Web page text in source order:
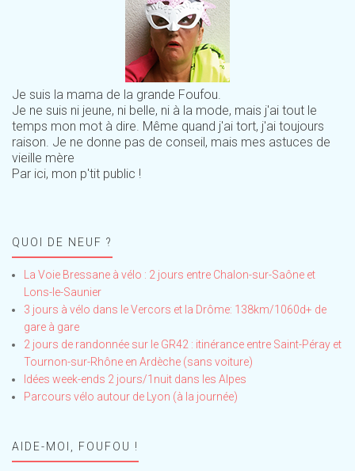
Je suis la mama de la grande Foufou.
Je ne suis ni jeune, ni belle, ni à la mode, mais j'ai tout le
temps mon mot à dire. Même quand j'ai tort, j'ai toujours
raison. Je ne donne pas de conseil, mais mes astuces de
vieille mère
Par ici, mon p'tit public !
QUOI DE NEUF ?
La Voie Bressane à vélo : 2 jours entre Chalon-sur-Saône et
Lons-le-Saunier
3 jours à vélo dans le Vercors et la Drôme: 138km/1060d+ de
gare à gare
2 jours de randonnée sur le GR42 : itinérance entre Saint-Péray et
Tournon-sur-Rhône en Ardèche (sans voiture)
Idées week-ends 2 jours/1nuit dans les Alpes
Parcours vélo autour de Lyon (à la journée)
AIDE-MOI, FOUFOU !